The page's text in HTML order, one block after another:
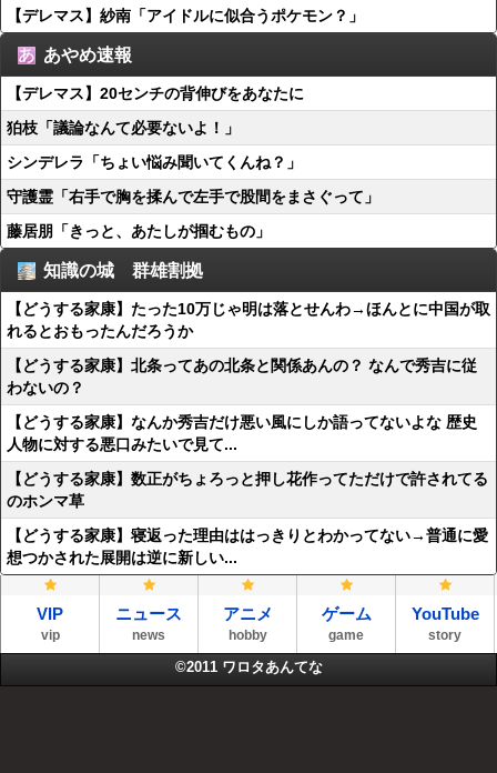
【デレマス】紗南「アイドルに似合うポケモン？」
あやめ速報
【デレマス】20センチの背伸びをあなたに
狛枝「議論なんて必要ないよ！」
シンデレラ「ちょい悩み聞いてくんね？」
守護霊「右手で胸を揉んで左手で股間をまさぐって」
藤居朋「きっと、あたしが掴むもの」
知識の城 群雄割拠
【どうする家康】たった10万じゃ明は落とせんわ→ほんとに中国が取
れるとおもったんだろうか
【どうする家康】北条ってあの北条と関係あんの？ なんで秀吉に従
わないの？
【どうする家康】なんか秀吉だけ悪い風にしか語ってないよな 歴史
人物に対する悪口みたいで見て...
【どうする家康】数正がちょろっと押し花作ってただけで許されてる
のホンマ草
【どうする家康】寝返った理由ははっきりとわかってない→普通に愛
想つかされた展開は逆に新しい...
VIP
vip
ニュース
news
アニメ
hobby
ゲーム
game
YouTube
story
©2011 ワロタあんてな